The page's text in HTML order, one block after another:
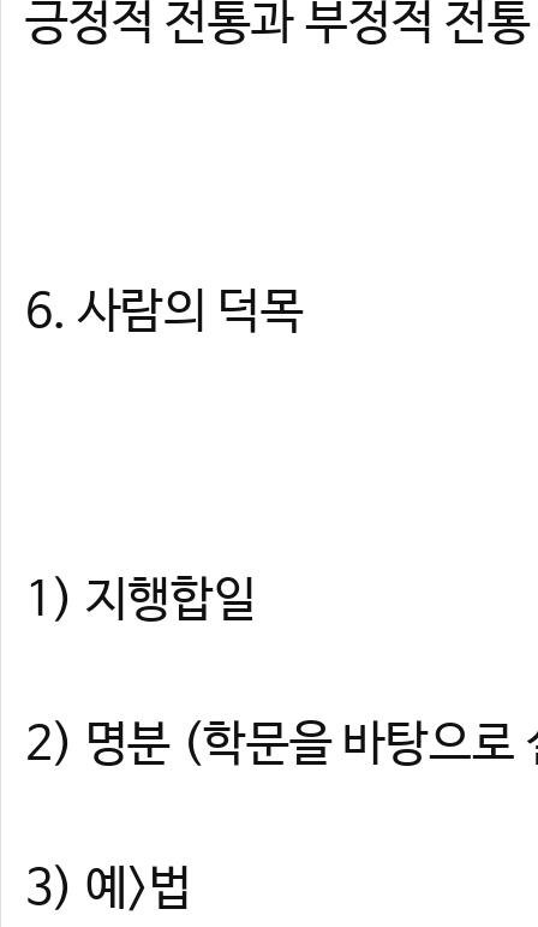
긍정적 전통과 부정적 전통
6. 사람의 덕목
1) 지행합일
2) 명분 (학문을 바탕으로
3) 예>법